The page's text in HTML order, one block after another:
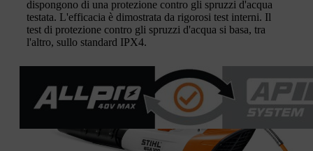
dispongono di una protezione contro gli spruzzi d'acqua
testata. L'efficacia è dimostrata da rigorosi test interni. Il
test di protezione contro gli spruzzi d'acqua si basa, tra
l'altro, sullo standard IPX4.